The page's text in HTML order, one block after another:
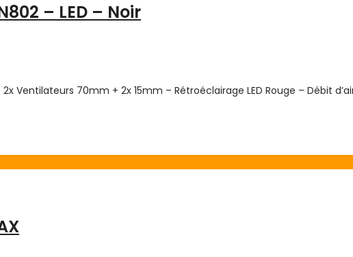
– LED – Noir
Ventilateurs 70mm + 2x 15mm – Rétroéclairage LED Rouge – Débit